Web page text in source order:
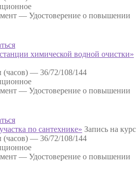
— Удостоверение о повышении
химической водной очистки»
(часов) — 36/72/108/144
— Удостоверение о повышении
по сантехнике» Запись на курс
(часов) — 36/72/108/144
— Удостоверение о повышении